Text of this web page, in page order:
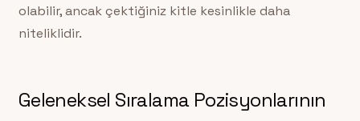
olabilir, ancak çektiğiniz kitle kesinlikle daha
niteliklidir.
Geleneksel Sıralama Pozisyonlarının